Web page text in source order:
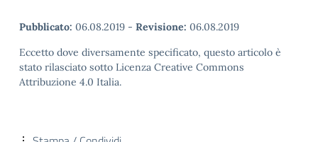
Pubblicato: 06.08.2019 - Revisione: 06.08.2019
Eccetto dove diversamente specificato, questo articolo è
stato rilasciato sotto Licenza Creative Commons
Attribuzione 4.0 Italia.